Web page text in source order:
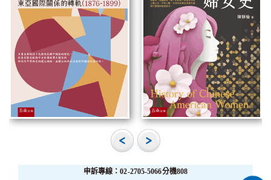
申訴專線：02-2705-5066分機808